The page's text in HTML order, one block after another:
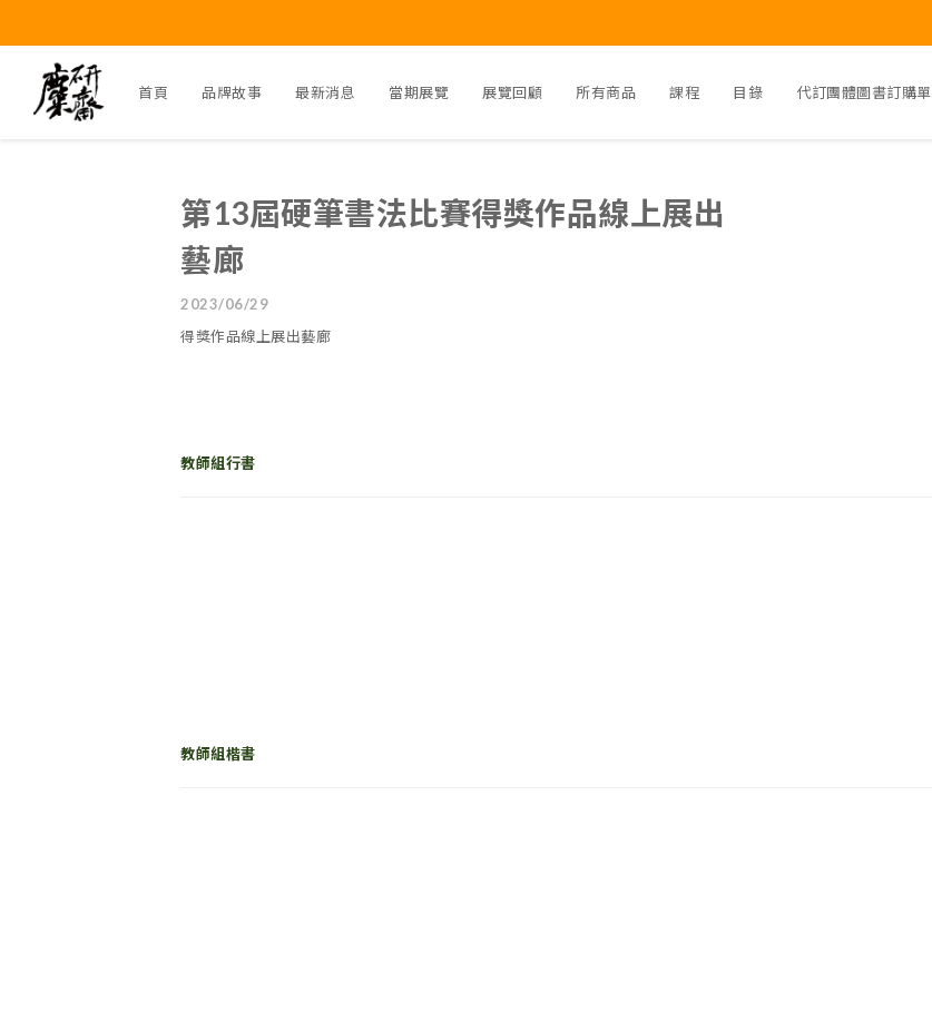
首頁 品牌故事 最新消息 當期展覽 展覽回顧 所有商品 課程 目錄 代訂團體圖書訂購單
第13屆硬筆書法比賽得獎作品線上展出
藝廊
2023/06/29
得獎作品線上展出藝廊
教師組行書
教師組楷書